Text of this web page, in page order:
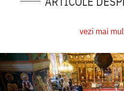
vezi mai